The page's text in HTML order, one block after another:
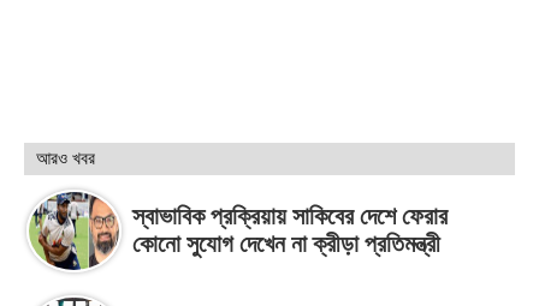
আরও খবর
স্বাভাবিক প্রক্রিয়ায় সাকিবের দেশে ফেরার
কোনো সুযোগ দেখেন না ক্রীড়া প্রতিমন্ত্রী